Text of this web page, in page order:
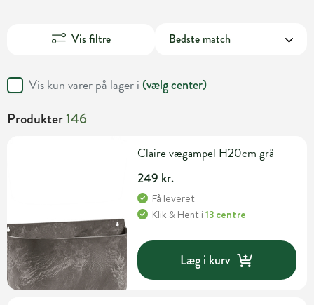
Vis filtre
Vis kun varer på lager i (vælg center)
Produkter146
Claire vægampel H20cm grå
249 kr.
Få leveret
Klik & Hent i13 centre
Læg i kurv